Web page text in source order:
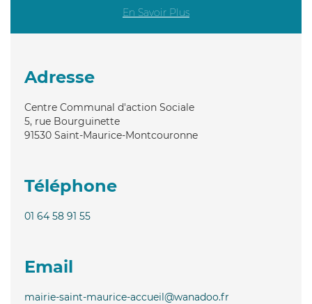
En Savoir Plus
Adresse
Centre Communal d'action Sociale
5, rue Bourguinette
91530 Saint-Maurice-Montcouronne
Téléphone
01 64 58 91 55
Email
mairie-saint-maurice-accueil@wanadoo.fr